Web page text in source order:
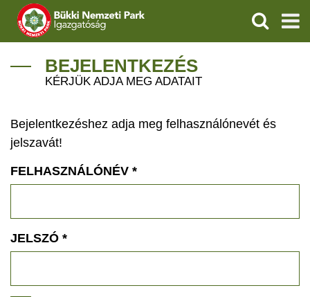
IGAZGATÓSÁG
VÍZVÉDELEM
ÖKOTURIZMUS
GEOPARKOK
KERESÉS
BEJELENTKEZÉS
KÉRJÜK ADJA MEG ADATAIT
Bejelentkezéshez adja meg felhasználónevét és
jelszavát!
FELHASZNÁLÓNÉV *
JELSZÓ *